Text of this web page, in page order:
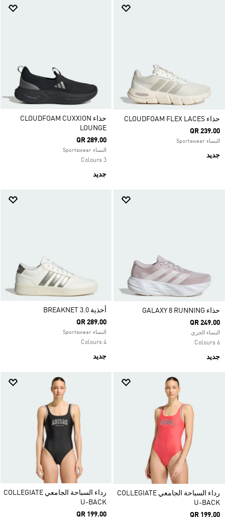
حذاء ‏CLOUDFOAM FLEX LACES
QR 239.00
النساء Sportswear
جديد
حذاء CLOUDFOAM CUXXION
LOUNGE
QR 289.00
النساء Sportswear
3 Colours
جديد
حذاء GALAXY 8 RUNNING
QR 249.00
النساء الجري
6 Colours
جديد
أحذية BREAKNET 3.0
QR 289.00
النساء Sportswear
4 Colours
جديد
رداء السباحة الجامعي COLLEGIATE
U-BACK
QR 199.00
رداء السباحة الجامعي COLLEGIATE
U-BACK
QR 199.00